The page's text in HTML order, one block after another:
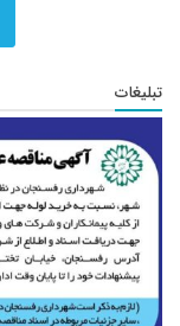
تبلیغات